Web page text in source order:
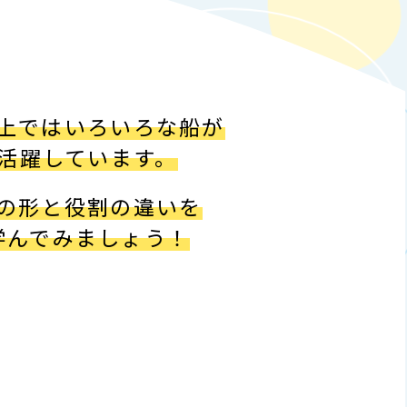
ではいろいろな船が
躍しています。
形と役割の違いを
んでみましょう！